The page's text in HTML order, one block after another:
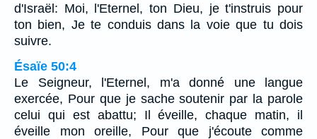
d'Israël: Moi, l'Eternel, ton Dieu, je t'instruis pour
ton bien, Je te conduis dans la voie que tu dois
suivre.
Ésaïe 50:4
Le Seigneur, l'Eternel, m'a donné une langue
exercée, Pour que je sache soutenir par la parole
celui qui est abattu; Il éveille, chaque matin, il
éveille mon oreille, Pour que j'écoute comme